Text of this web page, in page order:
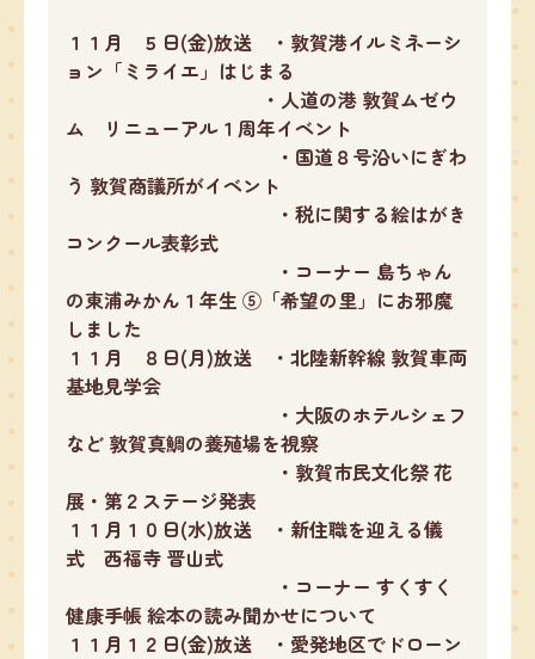
１１月 ５日(金)放送 ・敦賀港イルミネーシ
ョン「ミライエ」はじまる
・人道の港 敦賀ムゼウ
ム リニューアル１周年イベント
・国道８号沿いにぎわ
う 敦賀商議所がイベント
・税に関する絵はがき
コンクール表彰式
・コーナー 島ちゃん
の東浦みかん１年生 ⑤「希望の里」にお邪魔
しました
１１月 ８日(月)放送 ・北陸新幹線 敦賀車両
基地見学会
・大阪のホテルシェフ
など 敦賀真鯛の養殖場を視察
・敦賀市民文化祭 花
展・第２ステージ発表
１１月１０日(水)放送 ・新住職を迎える儀
式 西福寺 晋山式
・コーナー すくすく
健康手帳 絵本の読み聞かせについて
１１月１２日(金)放送 ・愛発地区でドローン